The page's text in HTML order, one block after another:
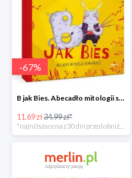
-67%
B jak Bies. Abecadło mitologii słowiańskiej. ABC mitów świata -67%
11.69 zł34.99 zł*